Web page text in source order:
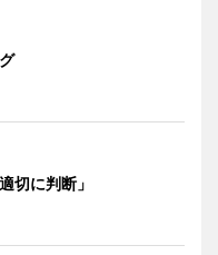
切に判断」